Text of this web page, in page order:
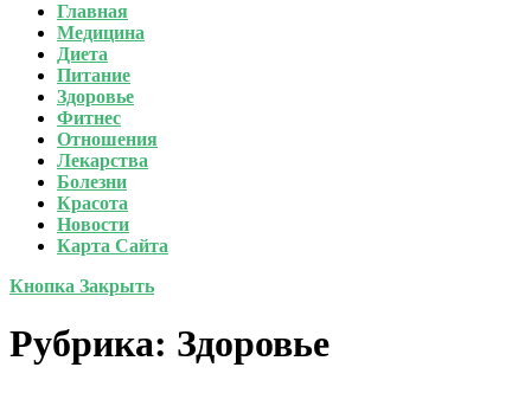
Главная
Медицина
Диета
Питание
Здоровье
Фитнес
Отношения
Лекарства
Болезни
Красота
Новости
Карта Сайта
Кнопка Закрыть
Рубрика: Здоровье